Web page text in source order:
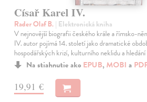
Císař Karel IV.
Rader Olaf B. | Elektronická kniha
V nejnovější biografii českého krále a římsko-
IV. autor pojímá 14. století jako dramatické
hospodářských krizí, kulturního neklidu a
Na stiahnutie ako EPUB, MOBI a
19,91 €